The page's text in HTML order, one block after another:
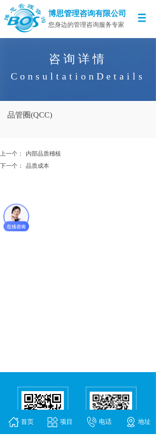
您身边的管理咨询服务专家
博思管理咨询有限公司
咨询详情
ConsultationDetails
品管圈(QCC)
上一个：
内部品质稽核
下一个：
品质成本
首页 项目 电话 地址